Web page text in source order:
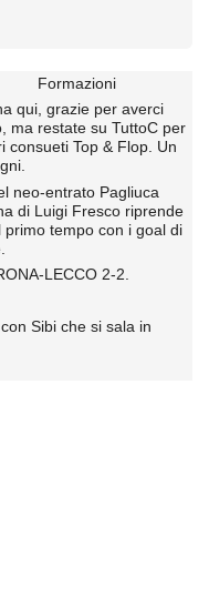
Formazioni
qui, grazie per averci
ma restate su TuttoC per
consueti Top & Flop. Un
neo-entrato Pagliuca
di Luigi Fresco riprende
tempo con i goal di
LECCO 2-2.
Sibi che si sala in